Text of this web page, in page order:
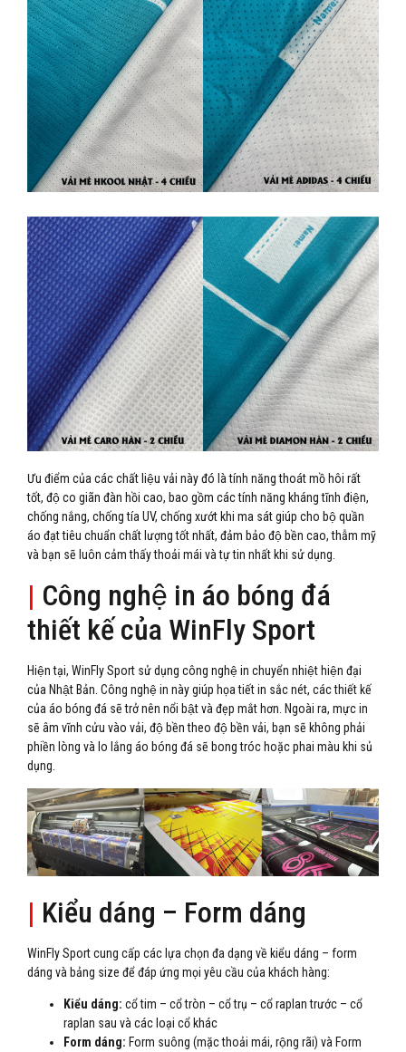
Ưu điểm của các chất liệu vải này đó là tính năng thoát mồ hôi rất
tốt, độ co giãn đàn hồi cao, bao gồm các tính năng kháng tĩnh điện,
chống nắng, chống tía UV, chống xướt khi ma sát giúp cho bộ quần
áo đạt tiêu chuẩn chất lượng tốt nhất, đảm bảo độ bền cao, thẫm mỹ
và bạn sẽ luôn cảm thấy thoải mái và tự tin nhất khi sử dụng.
| Công nghệ in áo bóng đá
thiết kế của WinFly Sport
Hiện tại, WinFly Sport sử dụng công nghệ in chuyển nhiệt hiện đại
của Nhật Bản. Công nghệ in này giúp họa tiết in sắc nét, các thiết kế
của áo bóng đá sẽ trở nên nổi bật và đẹp mắt hơn. Ngoài ra, mực in
sẽ âm vĩnh cửu vào vải, độ bền theo độ bền vải, bạn sẽ không phải
phiền lòng và lo lắng áo bóng đá sẽ bong tróc hoặc phai màu khi sủ
dụng.
| Kiểu dáng – Form dáng
WinFly Sport cung cấp các lựa chọn đa dạng về kiểu dáng – form
dáng và bảng size để đáp ứng mọi yêu cầu của khách hàng:
Kiểu dáng: cổ tim – cổ tròn – cổ trụ – cổ raplan trước – cổ
raplan sau và các loại cổ khác
Form dáng: Form suông (mặc thoải mái, rộng rãi) và Form